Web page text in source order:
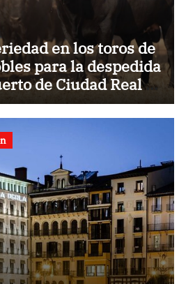
en los toros de
para la despedida
de Ciudad Real y
de Luque y